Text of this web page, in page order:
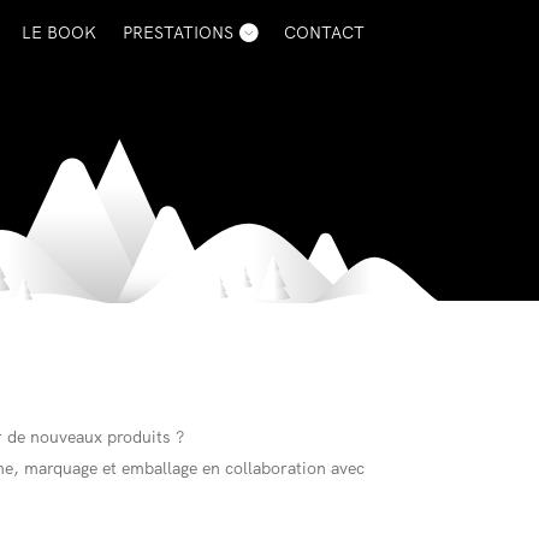
LE BOOK PRESTATIONS CONTACT
nouveaux produits ?
marquage et emballage en collaboration avec